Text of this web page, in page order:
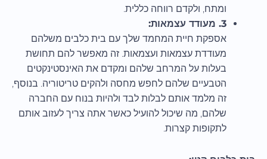
ומתח, ולקדם רווחה כללית.
3. מעודד עצמאות:
אספקת חיית המחמד שלך עם בית כלבים משלהם
מעודדת עצמאות ועצמאות. זה מאפשר להם תחושת
בעלות על המרחב שלהם ומקדם את האינסטינקטים
הטבעיים שלהם לחפש מחסה ולהקים טריטוריה. בנוסף,
זה מלמד אותם לבלות לבד ולהיות בנוח עם החברה
שלהם, מה שיכול להועיל כאשר אתה צריך לעזוב אותם
לתקופות קצרות.